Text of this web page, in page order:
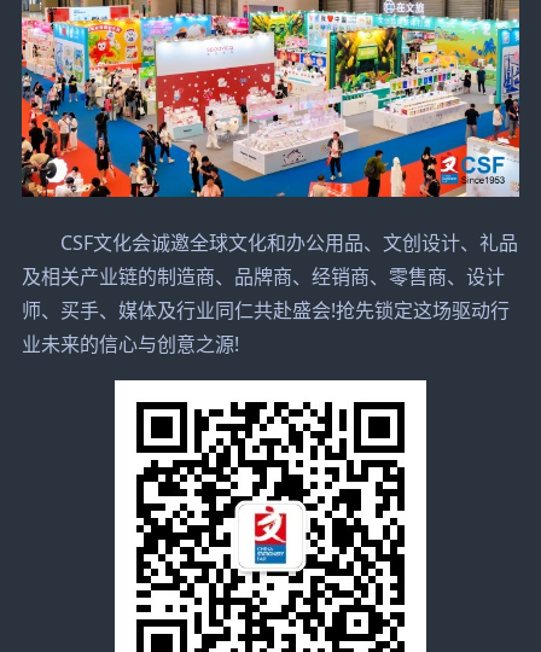
CSF文化会诚邀全球文化和办公用品、文创设计、礼品
及相关产业链的制造商、品牌商、经销商、零售商、设计
师、买手、媒体及行业同仁共赴盛会!抢先锁定这场驱动行
业未来的信心与创意之源!